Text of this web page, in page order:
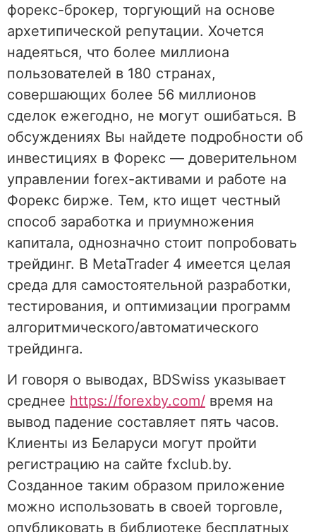
форекс-брокер, торгующий на основе
архетипической репутации. Хочется
надеяться, что более миллиона
пользователей в 180 странах,
совершающих более 56 миллионов
сделок ежегодно, не могут ошибаться. В
обсуждениях Вы найдете подробности об
инвестициях в Форекс — доверительном
управлении forex-активами и работе на
Форекс бирже. Тем, кто ищет честный
способ заработка и приумножения
капитала, однозначно стоит попробовать
трейдинг. В MetaTrader 4 имеется целая
среда для самостоятельной разработки,
тестирования, и оптимизации программ
алгоритмического/автоматического
трейдинга.
И говоря о выводах, BDSwiss указывает
среднее https://forexby.com/ время на
вывод падение составляет пять часов.
Клиенты из Беларуси могут пройти
регистрацию на сайте fxclub.by.
Созданное таким образом приложение
можно использовать в своей торговле,
опубликовать в библиотеке бесплатных